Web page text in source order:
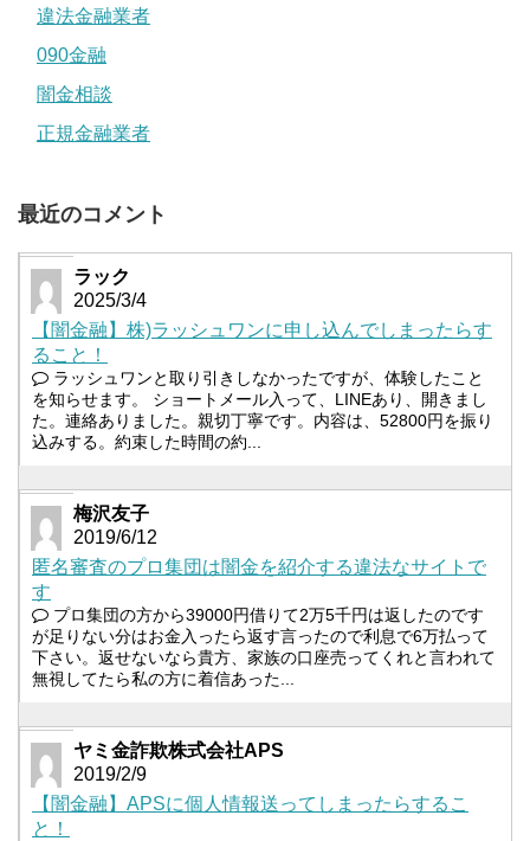
違法金融業者
090金融
闇金相談
正規金融業者
最近のコメント
ラック
2025/3/4
【闇金融】株)ラッシュワンに申し込んでしまったらす
ること！
ラッシュワンと取り引きしなかったですが、体験したこと
を知らせます。 ショートメール入って、LINEあり、開きまし
た。連絡ありました。親切丁寧です。内容は、52800円を振り
込みする。約束した時間の約...
梅沢友子
2019/6/12
匿名審査のプロ集団は闇金を紹介する違法なサイトで
す
プロ集団の方から39000円借りて2万5千円は返したのです
が足りない分はお金入ったら返す言ったので利息で6万払って
下さい。返せないなら貴方、家族の口座売ってくれと言われて
無視してたら私の方に着信あった...
ヤミ金詐欺株式会社APS
2019/2/9
【闇金融】APSに個人情報送ってしまったらするこ
と！